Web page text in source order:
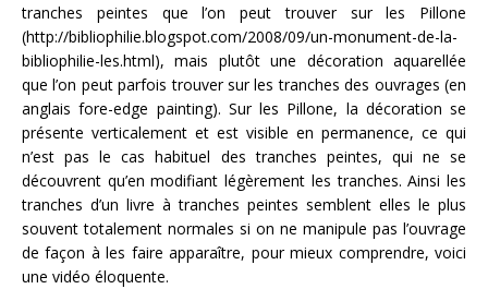
tranches peintes que l’on peut trouver sur les Pillone
(http://bibliophilie.blogspot.com/2008/09/un-monument-de-la-
bibliophilie-les.html), mais plutôt une décoration aquarellée
que l’on peut parfois trouver sur les tranches des ouvrages (en
anglais fore-edge painting). Sur les Pillone, la décoration se
présente verticalement et est visible en permanence, ce qui
n’est pas le cas habituel des tranches peintes, qui ne se
découvrent qu’en modifiant légèrement les tranches. Ainsi les
tranches d’un livre à tranches peintes semblent elles le plus
souvent totalement normales si on ne manipule pas l’ouvrage
de façon à les faire apparaître, pour mieux comprendre, voici
une vidéo éloquente.